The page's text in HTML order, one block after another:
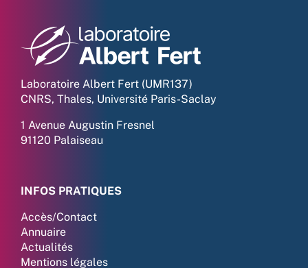
Laboratoire Albert Fert (UMR137)
CNRS, Thales, Université Paris-Saclay
1 Avenue Augustin Fresnel
91120 Palaiseau
INFOS PRATIQUES
Accès/Contact
Annuaire
Actualités
Mentions légales